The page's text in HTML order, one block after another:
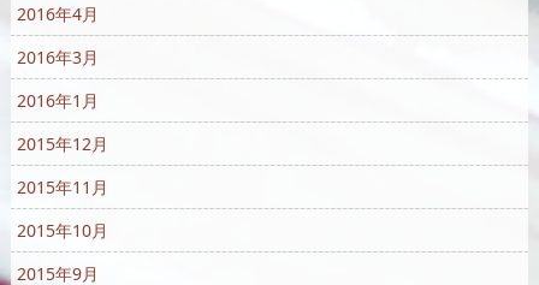
2016年4月
2016年3月
2016年1月
2015年12月
2015年11月
2015年10月
2015年9月